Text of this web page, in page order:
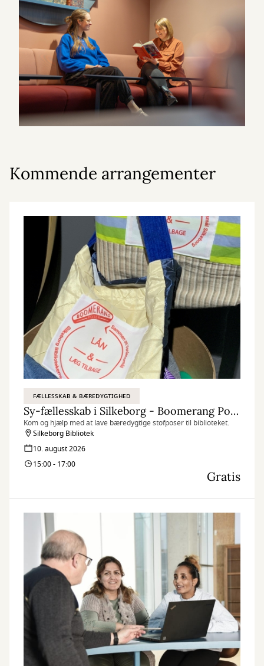
Kommende arrangementer
FÆLLESSKAB & BÆREDYGTIGHED
Sy-fællesskab i Silkeborg - Boomerang Poser
Kom og hjælp med at lave bæredygtige stofposer til biblioteket.
Silkeborg Bibliotek
10. august 2026
15:00 - 17:00
Gratis